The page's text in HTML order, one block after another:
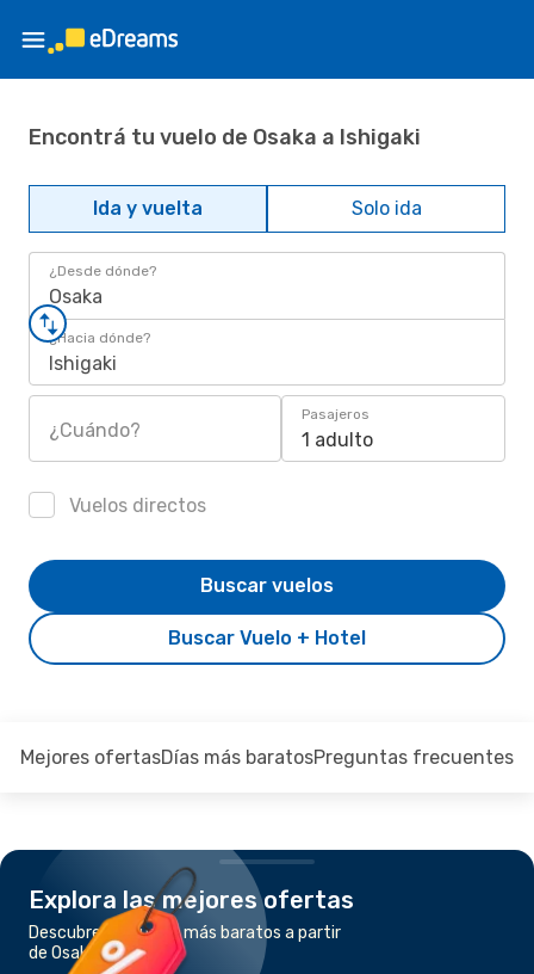
Encontrá tu vuelo de Osaka a Ishigaki
Ida y vuelta Solo ida
¿Desde dónde?
Osaka
¿Hacia dónde?
Ishigaki
¿Cuándo?
Pasajeros
1 adulto
Vuelos directos
Buscar Vuelo + Hotel
Buscar vuelos
Mejores ofertasDías más baratosPreguntas frecuentes
Explora las mejores ofertas
Descubre los vuelos más baratos a partir
de Osaka a Ishigaki